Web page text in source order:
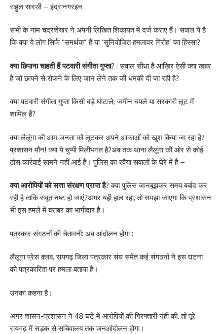
राहुल सारथी – इंद्रानगरइन
सभी के नाम चंद्रशेखर ने अपनी लिखित शिकायत में दर्ज कराए हैं। सवाल ये है
कि क्या ये लोग सिर्फ “समर्थक” हैं या ‘सुनियोजित हमलावर गिरोह’ का हिस्सा?
क्या छिपाना चाहती हैं पटवारी संगीता गुप्ता? : सवाल सीधा है आख़िर ऐसी क्या खबर
है जो छापने से रोकने के लिए जान लेने तक की धमकी दी जा रही है?
क्या पटवारी संगीता गुप्ता किसी बड़े घोटाले, जमीन घपले या सरकारी लूट में
शामिल हैं?
क्या लैलूंगा की आम जनता को लूटकर अपने आकाओं को खुश किया जा रहा है?
प्रशासन मौन! क्या ये चुप्पी मिलीभगत है?अब तक थाना लैलूंगा की ओर से कोई
ठोस कार्रवाई सामने नहीं आई है। पुलिस का रवैया सवालों के घेरे में है –
क्या आरोपियों को सत्ता संरक्षण प्राप्त है? क्या पुलिस जानबूझकर समय बर्बाद कर
रही है ताकि सबूत नष्ट हो जाएं?अगर यही हाल रहा, तो समझा जाएगा कि प्रशासन
भी इस हमले में बराबर का भागीदार है।
पत्रकार संगठनों की चेतावनी: अब आंदोलन होगा :
लैलूंगा प्रेस क्लब, रायगढ़ जिला पत्रकार संघ समेत कई संगठनों ने इस घटना
को पत्रकारिता पर हमला बताया है।
उनका कहना है :
अगर शासन-प्रशासन ने 48 घंटे में आरोपियों की गिरफ्तारी नहीं की, तो पूरे
रायगढ़ में सड़क से सचिवालय तक जनआंदोलन होगा।